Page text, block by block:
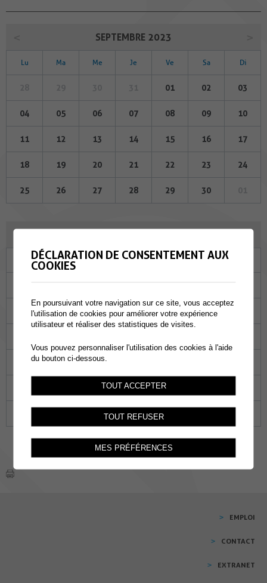
SEPTEMBRE 2023
Lu Ma Me Je Ve Sa Di
01 02 03
04 05 06 07 08 09 10
11 12 13 14 15 16 17
18 19 20 21 22 23 24
25 26 27 28 29 30
Ma Me Je Ve Sa
03 04 05 06 07
17 18
26 27
02
EMPLOI
CONTACT
EXTRANET
DÉCLARATION DE CONSENTEMENT AUX
COOKIES
En poursuivant votre navigation sur ce site, vous acceptez
l'utilisation de cookies pour améliorer votre expérience
utilisateur et réaliser des statistiques de visites.
Vous pouvez personnaliser l'utilisation des cookies à l'aide
du bouton ci-dessous.
TOUT ACCEPTER
TOUT REFUSER
MES PRÉFÉRENCES